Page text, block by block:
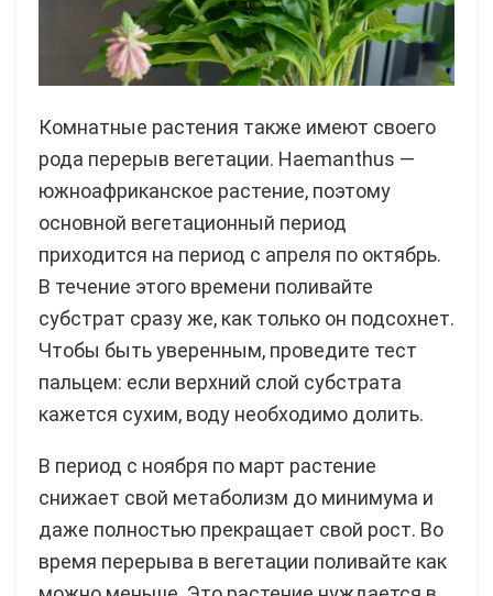
Комнатные растения также имеют своего
рода перерыв вегетации. Haemanthus —
южноафриканское растение, поэтому
основной вегетационный период
приходится на период с апреля по октябрь.
В течение этого времени поливайте
субстрат сразу же, как только он подсохнет.
Чтобы быть уверенным, проведите тест
пальцем: если верхний слой субстрата
кажется сухим, воду необходимо долить.
В период с ноября по март растение
снижает свой метаболизм до минимума и
даже полностью прекращает свой рост. Во
время перерыва в вегетации поливайте как